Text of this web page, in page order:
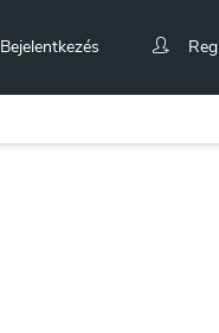
Bejelentkezés